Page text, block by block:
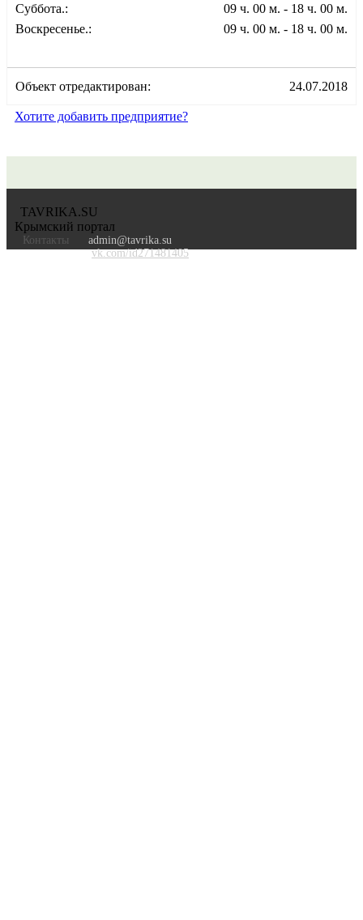
Суббота.:
09 ч. 00 м. - 18 ч. 00 м.
Воскресенье.:
09 ч. 00 м. - 18 ч. 00 м.
Объект отредактирован: 24.07.2018
Хотите добавить предприятие?
TAVRIKA.SU
Крымский портал
Контакты
admin@tavrika.su
vk.com/id271481405